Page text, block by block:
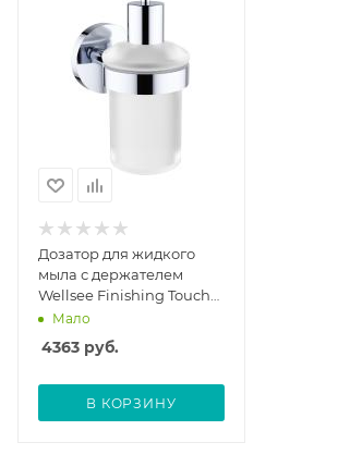
Дозатор для жидкого
мыла с держателем
Wellsee Finishing Touch
182511000
Мало
4363 руб.
В КОРЗИНУ